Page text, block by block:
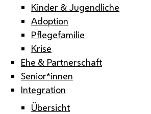
Kinder & Jugendliche
Adoption
Pflegefamilie
Krise
Ehe & Partnerschaft
Senior*innen
Integration
Übersicht